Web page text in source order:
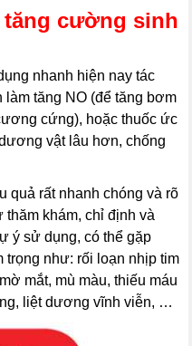
cường sinh
nhanh hiện nay tác
tăng NO (để tăng bơm
cứng), hoặc thuốc ức
vật lâu hơn, chống
quả rất nhanh chóng và rõ
khám, chỉ định và
ý sử dụng, có thể gặp
trọng như: rối loạn nhịp tim
mắt, mù màu, thiếu máu
liệt dương vĩnh viễn, …